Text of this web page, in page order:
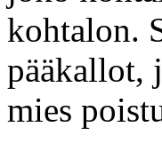
kohtalon.
pääkallot,
mies